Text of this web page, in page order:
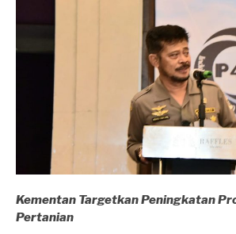
Kementan Targetkan Peningkatan
Pertanian